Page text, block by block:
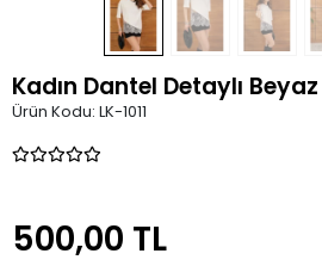
Kadın Dantel Detaylı
Ürün Kodu: LK-1011
500,00 TL